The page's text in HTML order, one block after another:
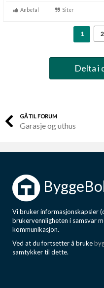
Anbefal Siter
1 2
Delta i
GÅ TIL FORUM
Garasje og uthus
Vi bruker informasjonskapsler
brukervennligheten i samsvar
kommunikasjon.
Ved at du fortsetter å bruke
samtykker til dette.